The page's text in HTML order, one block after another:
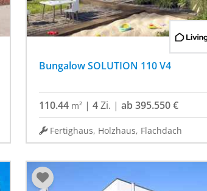
Bungalow SOLUTION 110 V4
110.44 m² | 4Zi. | ab 395.550 €
Fertighaus, Holzhaus, Flachdach